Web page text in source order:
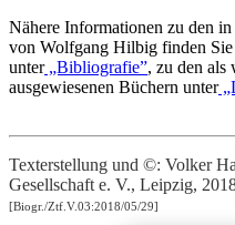
Nähere Informationen zu den
von Wolfgang Hilbig finden Sie
unter„Bibliografie”, zu den als
ausgewiesenen Büchern unter
Texterstellung und ©: Volker
Gesellschaft e. V., Leipzig,
[Biogr./Ztf.V.03:2018/05/29]